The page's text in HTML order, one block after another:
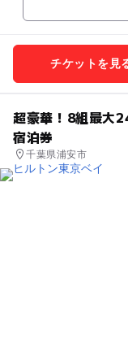
チケットを見
超豪華！8組最大
宿泊券
千葉県浦安市